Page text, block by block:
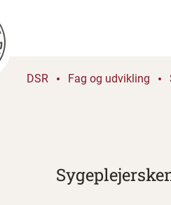
DSR Fag og udvikling